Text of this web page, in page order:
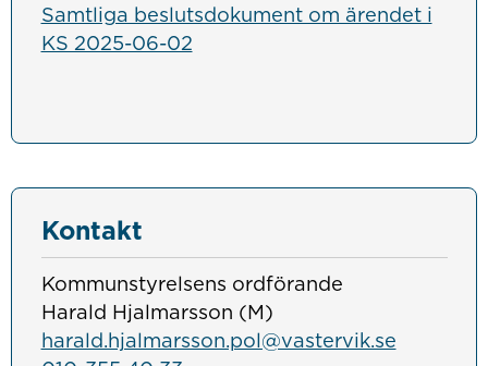
Samtliga beslutsdokument om ärendet i
KS 2025-06-02
Kontakt
Kommunstyrelsens ordförande
Harald Hjalmarsson (M)
harald.hjalmarsson.pol@vastervik.se